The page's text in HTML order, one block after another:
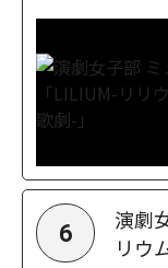
6
演劇
リウ